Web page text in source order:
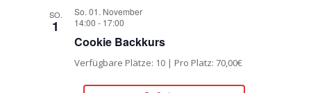
SO.
1
So. 01. November
14:00 - 17:00
Cookie Backkurs
Verfügbare Plätze: 10 | Pro Platz: 70,00€